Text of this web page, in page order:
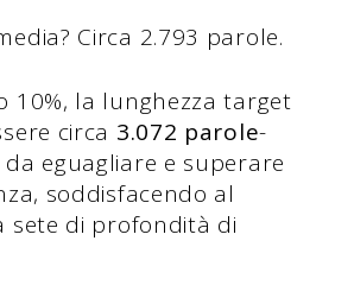
Circa 2.793 parole.
10%, la lunghezza target
circa 3.072 parole-
eguagliare e superare
soddisfacendo al
sete di profondità di